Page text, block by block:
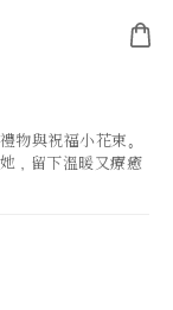
物與祝福小花束。
，留下溫暖又療癒